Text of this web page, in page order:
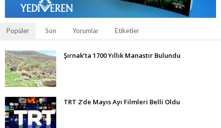
Popüler Son Yorumlar Etiketler
Şırnak’ta 1700 Yıllık Manastır Bulundu
TRT 2’de Mayıs Ayı Filmleri Belli Oldu